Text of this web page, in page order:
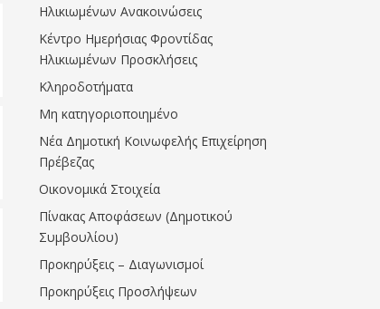
Ηλικιωμένων Ανακοινώσεις
Κέντρο Ημερήσιας Φροντίδας
Ηλικιωμένων Προσκλήσεις
Κληροδοτήματα
Μη κατηγοριοποιημένο
Νέα Δημοτική Κοινωφελής Επιχείρηση
Πρέβεζας
Οικονομικά Στοιχεία
Πίνακας Αποφάσεων (Δημοτικού
Συμβουλίου)
Προκηρύξεις – Διαγωνισμοί
Προκηρύξεις Προσλήψεων